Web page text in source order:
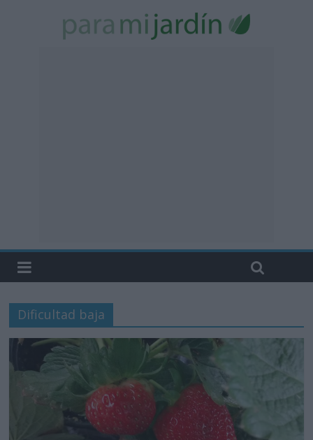
Dificultad baja